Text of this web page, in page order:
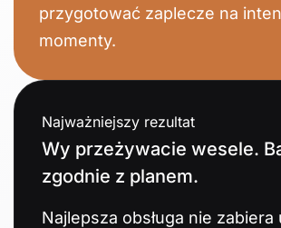
przygotować zaplecze na
momenty.
Najważniejszy rezultat
Wy przeżywacie wesele.
zgodnie z planem.
Najlepsza obsługa nie zabiera